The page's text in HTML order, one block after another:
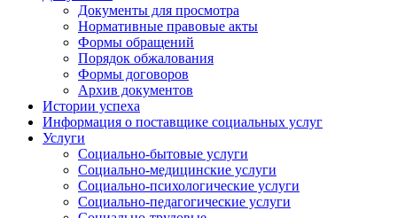
Документы для просмотра
Нормативные правовые акты
Формы обращений
Порядок обжалования
Формы договоров
Архив документов
Истории успеха
Информация о поставщике социальных услуг
Услуги
Социально-бытовые услуги
Социально-медицинские услуги
Социально-психологические услуги
Социально-педагогические услуги